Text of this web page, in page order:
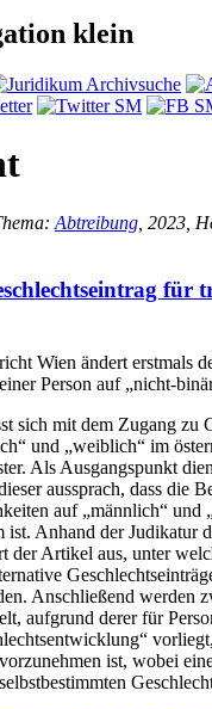
klein
Abtreibung , 2023,
für
Wien ändert erstmals
Person auf „nicht-
sich mit dem Zugang zu
und „weiblich“ im
Als Ausgangspunkt
aussprach, dass die
auf „männlich“ und
ist. Anhand der Judikatur
der Artikel aus, unter
Anschließend werden
aufgrund derer für
ist, wobei